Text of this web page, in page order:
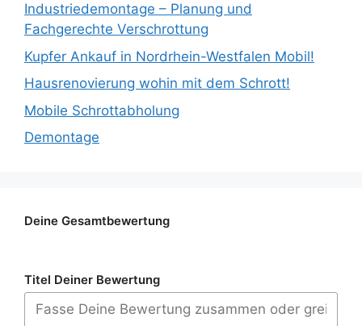
Industriedemontage – Planung und
Fachgerechte Verschrottung
Kupfer Ankauf in Nordrhein-Westfalen Mobil!
Hausrenovierung wohin mit dem Schrott!
Mobile Schrottabholung
Demontage
Deine Gesamtbewertung
Titel Deiner Bewertung